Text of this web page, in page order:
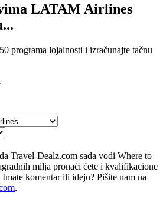
LATAM Airlines
programa lojalnosti i izračunajte tačnu
Travel-Dealz.com sada vodi Where to
milja pronaći ćete i kvalifikacione
komentar ili ideju? Pišite nam na
.